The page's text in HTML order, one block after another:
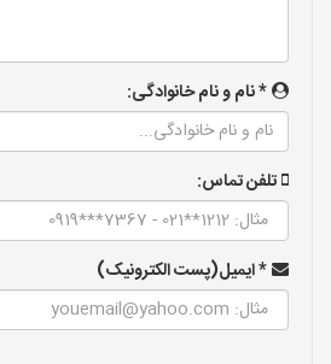
* نام و نام خانوادگی:
تلفن تماس:
* ایمیل(پست الکترونیک)